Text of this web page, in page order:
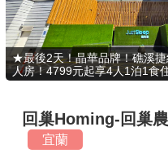
好康優惠
最新消息
最新留言
★最後2天！晶華品牌！礁溪
人房！4799元起享4人1泊1食
回巢Homing-回巢
宜蘭